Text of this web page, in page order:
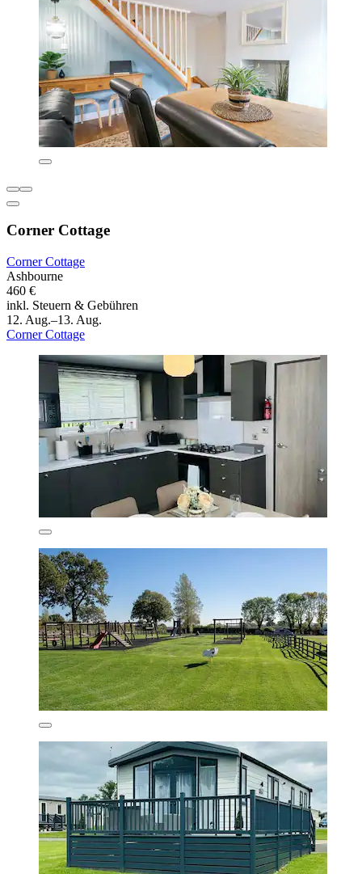
Corner Cottage
Corner Cottage
Ashbourne
460 €
inkl. Steuern & Gebühren
12. Aug.–13. Aug.
Corner Cottage